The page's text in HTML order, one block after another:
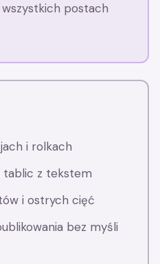
postach
i rolkach
tablic z tekstem
i ostrych cięć
bez myśli